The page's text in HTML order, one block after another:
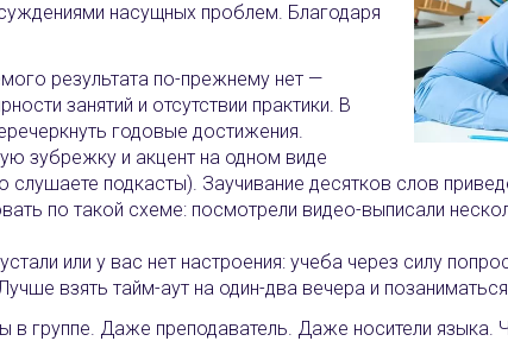
насущных проблем. Благодаря
результата по-прежнему нет —
занятий и отсутствии практики. В
годовые достижения.
зубрежку и акцент на одном виде
слушаете подкасты). Заучивание десятков слов
по такой схеме: посмотрели видео-выписали
или у вас нет настроения: учеба через силу
взять тайм-аут на один-два вечера и
группе. Даже преподаватель. Даже носители языка.